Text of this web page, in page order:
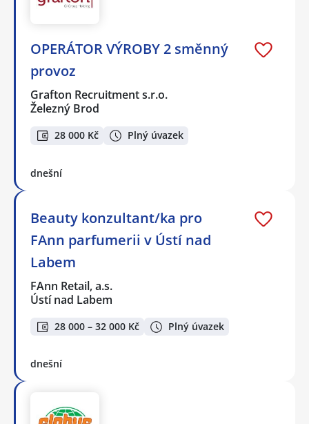
OPERÁTOR VÝROBY 2 směnný
provoz
Grafton Recruitment s.r.o.
Železný Brod
28 000 Kč Plný úvazek
dnešní
Beauty konzultant/ka pro
FAnn parfumerii v Ústí nad
Labem
FAnn Retail, a.s.
Ústí nad Labem
28 000 – 32 000 Kč Plný úvazek
dnešní